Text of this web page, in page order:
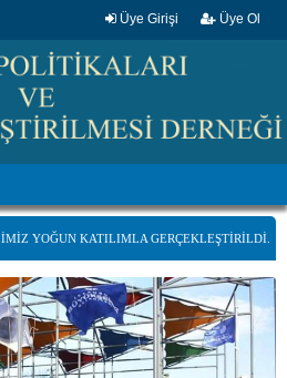
Üye Girişi Üye Ol
YOĞUN KATILIMLA GERÇEKLEŞTIRILDI.